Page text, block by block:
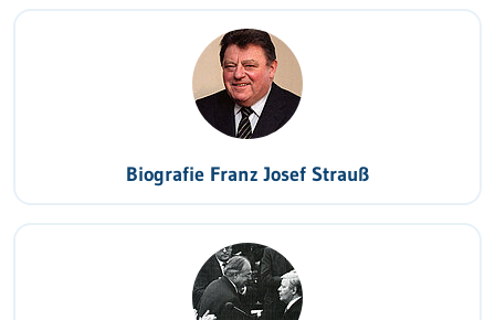
Biografie Franz Josef Strauß